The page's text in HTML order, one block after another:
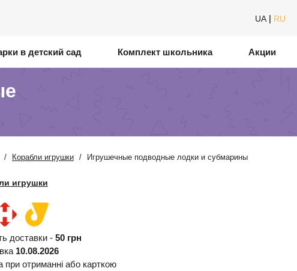
UA | RU
в детский сад Комплект школьника Акции
/ Корабли игрушки / Игрушечные подводные лодки и субмарины
игрушки
доставки - 50 грн
10.08.2026
при отриманні або карткою